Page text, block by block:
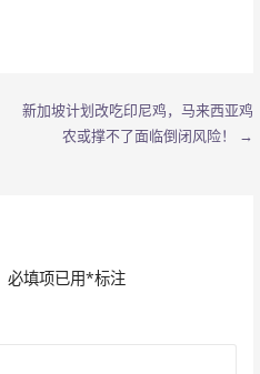
新加坡计划改吃印尼鸡，马来西亚鸡
农或撑不了面临倒闭风险！ →
必填项已用*标注